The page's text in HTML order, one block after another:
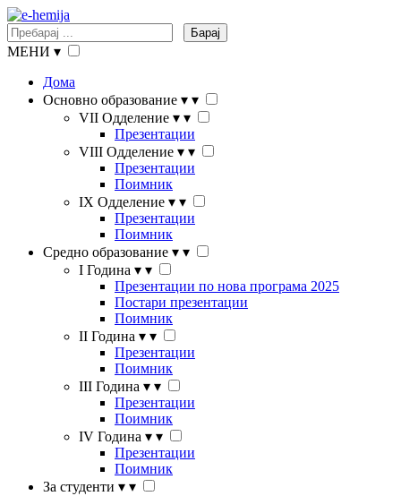
Барај
МЕНИ ▾
Дома
Основно образование ▾ ▾
VII Одделение ▾ ▾
Презентации
VIII Одделение ▾ ▾
Презентации
Поимник
IX Одделение ▾ ▾
Презентации
Поимник
Средно образование ▾ ▾
I Година ▾ ▾
Презентации по нова програма 2025
Постари презентации
Поимник
II Година ▾ ▾
Презентации
Поимник
III Година ▾ ▾
Презентации
Поимник
IV Година ▾ ▾
Презентации
Поимник
За студенти ▾ ▾